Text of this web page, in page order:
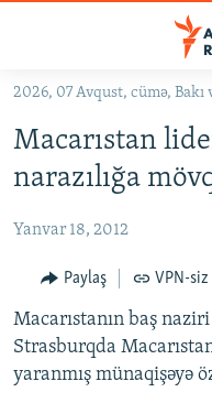
Əsas
qayıt
Əsas
qayıt
KORRUPSIOMETR
#ƏSLINDƏ
FƏRQƏ BAX
QANUNI DOĞRU
ARAŞDIRMA
2026, 07 Avqust, cümə, Bakı
Macarıstan
narazılığa
Yanvar 18, 2012
Paylaş VPN-
Macarıstanın baş
Strasburqda
yaranmış münaqişəyə